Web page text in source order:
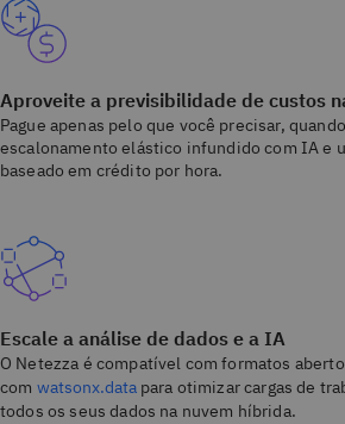
Aproveite a previsibilidade de custos
Pague apenas pelo que você precisar,
escalonamento elástico infundido com IA e
baseado em crédito por hora.
Escale a análise de dados e a IA
O Netezza é compatível com formatos
com watsonx.datapara otimizar cargas de
todos os seus dados na nuvem híbrida.